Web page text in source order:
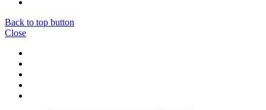
Back to top button
Close